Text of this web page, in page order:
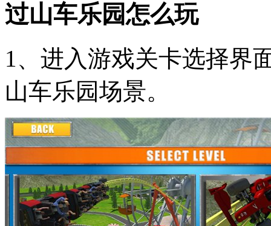
过山车乐园怎么玩
1、进入游戏关卡选择界
山车乐园场景。